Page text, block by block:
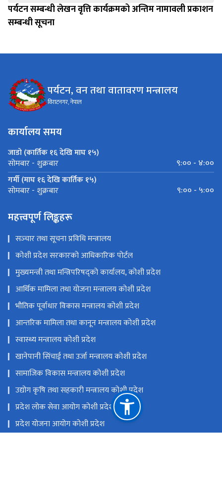
पर्यटन सम्बन्धी लेखन वृत्ति कार्यक्रमको अन्तिम नामावली प्रकाशन
सम्बन्धी सूचना
पर्यटन, वन तथा वातावरण मन्त्रालय
विराटनगर, नेपाल
कार्यालय समय
जाडो (कार्तिक १६ देखि माघ १५)
सोमबार - शुक्रबार
९:०० - ४:००
गर्मी (माघ १६ देखि कार्तिक १५)
सोमबार - शुक्रबार ९:०० - ५:००
महत्त्वपूर्ण लिङ्कहरू
सञ्‍चार तथा सूचना प्रविधि मन्त्रालय
कोशी प्रदेश सरकारको आधिकारिक पोर्टल
मुख्यमन्त्री तथा मन्त्रिपरिषद्को कार्यालय, कोशी प्रदेश
आर्थिक मामिला तथा योजना मन्त्रालय कोशी प्रदेश
भौतिक पूर्वाधार विकास मन्त्रालय कोशी प्रदेश
आन्तरिक मामिला तथा कानून मन्त्रालय कोशी प्रदेश
स्वास्थ्य मन्त्रालय कोशी प्रदेश
खानेपानी सिंचाई तथा उर्जा मन्त्रालय कोशी प्रदेश
सामाजिक विकास मन्त्रालय कोशी प्रदेश
उद्योग कृषि तथा सहकारी मन्त्रालय कोशी प्रदेश
प्रदेश लोक सेवा आयोग कोशी प्रदेश
प्रदेश योजना आयोग कोशी ‍प्रदेश